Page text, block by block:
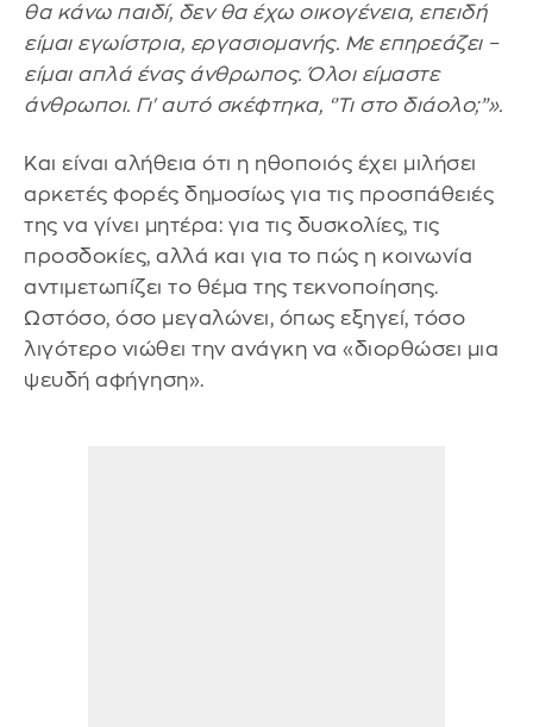
θα κάνω παιδί, δεν θα έχω οικογένεια, επειδή
είμαι εγωίστρια, εργασιομανής. Με επηρεάζει –
είμαι απλά ένας άνθρωπος. Όλοι είμαστε
άνθρωποι. Γι' αυτό σκέφτηκα, ‘’Τι στο διάολο;’’».
Και είναι αλήθεια ότι η ηθοποιός έχει μιλήσει
αρκετές φορές δημοσίως για τις προσπάθειές
της να γίνει μητέρα: για τις δυσκολίες, τις
προσδοκίες, αλλά και για το πώς η κοινωνία
αντιμετωπίζει το θέμα της τεκνοποίησης.
Ωστόσο, όσο μεγαλώνει, όπως εξηγεί, τόσο
λιγότερο νιώθει την ανάγκη να «διορθώσει μια
ψευδή αφήγηση».